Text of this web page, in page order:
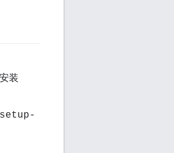
装